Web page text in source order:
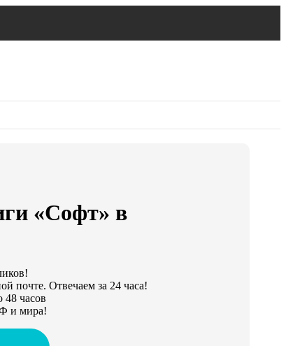
«Софт» в
почте. Отвечаем за 24 часа!
48 часов
и мира!